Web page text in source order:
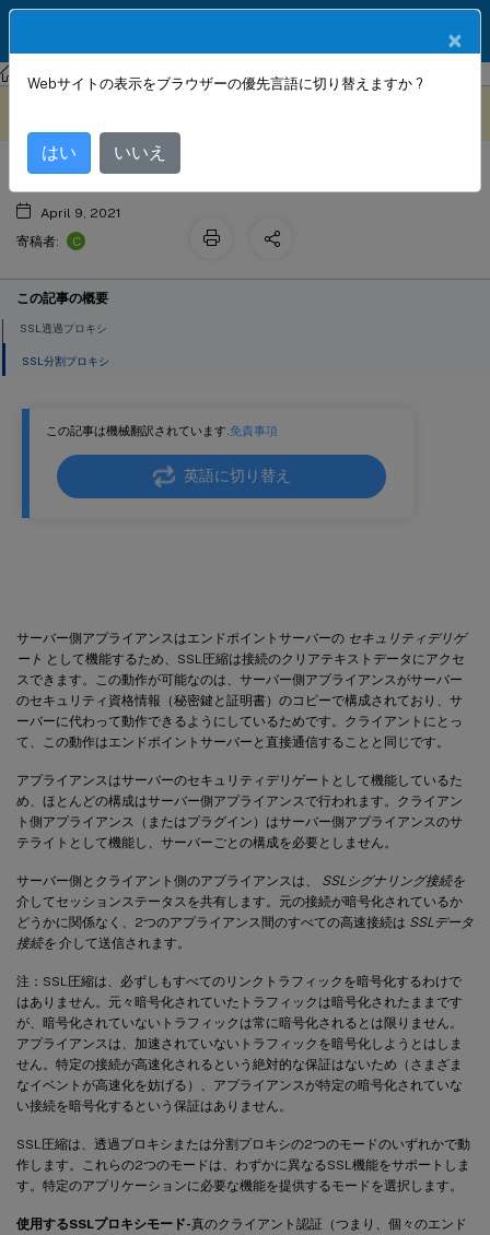
Citrix SD-WAN WANOP Citrix SD-WAN WANOP 11.3
この記事は機械翻訳されています.免責事項
英語に切り替え
サーバー側アプライアンスはエンドポイントサーバーの セキュリティデリゲ
ート として機能するため、SSL圧縮は接続のクリアテキストデータにアクセ
スできます。この動作が可能なのは、サーバー側アプライアンスがサーバー
のセキュリティ資格情報（秘密鍵と証明書）のコピーで構成されており、サ
ーバーに代わって動作できるようにしているためです。クライアントにとっ
て、この動作はエンドポイントサーバーと直接通信することと同じです。
アプライアンスはサーバーのセキュリティデリゲートとして機能しているた
め、ほとんどの構成はサーバー側アプライアンスで行われます。クライアン
ト側アプライアンス（またはプラグイン）はサーバー側アプライアンスのサ
テライトとして機能し、サーバーごとの構成を必要としません。
サーバー側とクライアント側のアプライアンスは、 SSLシグナリング接続を
介してセッションステータスを共有します。元の接続が暗号化されているか
どうかに関係なく、2つのアプライアンス間のすべての高速接続は SSLデータ
接続を 介して送信されます。
注：SSL圧縮は、必ずしもすべてのリンクトラフィックを暗号化するわけで
はありません。元々暗号化されていたトラフィックは暗号化されたままです
が、暗号化されていないトラフィックは常に暗号化されるとは限りません。
アプライアンスは、加速されていないトラフィックを暗号化しようとはしま
せん。特定の接続が高速化されるという絶対的な保証はないため（さまざま
なイベントが高速化を妨げる）、アプライアンスが特定の暗号化されていな
い接続を暗号化するという保証はありません。
SSL圧縮は、透過プロキシまたは分割プロキシの2つのモードのいずれかで動
作します。これらの2つのモードは、わずかに異なるSSL機能をサポートしま
す。特定のアプリケーションに必要な機能を提供するモードを選択します。
使用するSSLプロキシモード-真のクライアント認証（つまり、個々のエンド
SSL圧縮のしくみ
April 9, 2021
寄稿者:
C
この記事の概要
SSL透過プロキシ
SSL分割プロキシ
×
Webサイトの表示をブラウザーの優先言語に切り替えますか ?
はい いいえ